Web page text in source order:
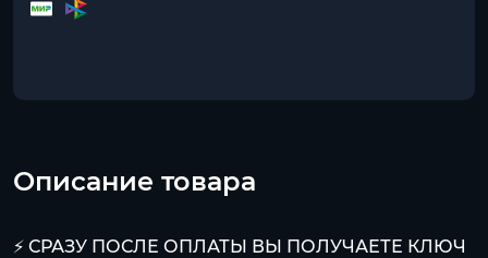
Описание товара
⚡ СРАЗУ ПОСЛЕ ОПЛАТЫ ВЫ ПОЛУЧАЕТЕ КЛЮЧ